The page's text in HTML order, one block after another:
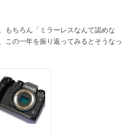
もちろん「ミラーレスなんて認めな
この一年を振り返ってみるとそうなっ